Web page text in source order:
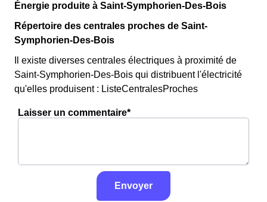
Énergie produite à Saint-Symphorien-Des-Bois
Répertoire des centrales proches de Saint-
Symphorien-Des-Bois
Il existe diverses centrales électriques à proximité de
Saint-Symphorien-Des-Bois qui distribuent l'électricité
qu'elles produisent : ListeCentralesProches
Laisser un commentaire*
Envoyer